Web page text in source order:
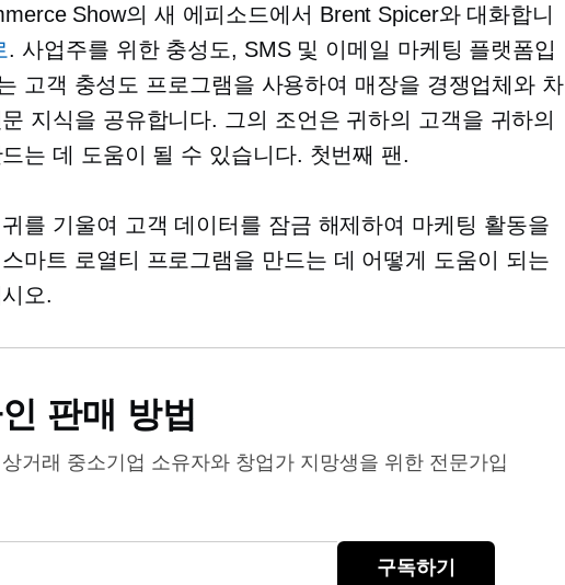
Show의 새 에피소드에서 Brent Spicer와 대화합니
. 사업주를 위한 충성도, SMS 및 이메일 마케팅 플랫폼입
고객 충성도 프로그램을 사용하여 매장을 경쟁업체와 차
지식을 공유합니다. 그의 조언은 귀하의 고객을 귀하의
는 데 도움이 될 수 있습니다. 첫번째 팬.
를 기울여 고객 데이터를 잠금 해제하여 마케팅 활동을
마트 로열티 프로그램을 만드는 데 어떻게 도움이 되는
오.
판매 방법
거래 중소기업 소유자와 창업가 지망생을 위한 전문가입
구독하기